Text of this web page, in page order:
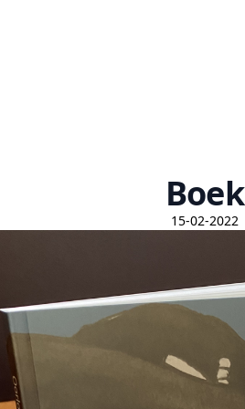
Boek
15-02-2022